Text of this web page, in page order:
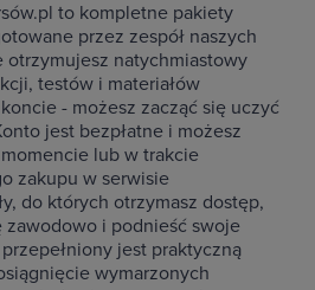
to kompletne pakiety
przez zespół naszych
otrzymujesz natychmiastowy
testów i materiałów
- możesz zacząć się uczyć
jest bezpłatne i możesz
lub w trakcie
zakupu w serwisie
do których otrzymasz dostęp,
i podnieść swoje
jest praktyczną
wymarzonych